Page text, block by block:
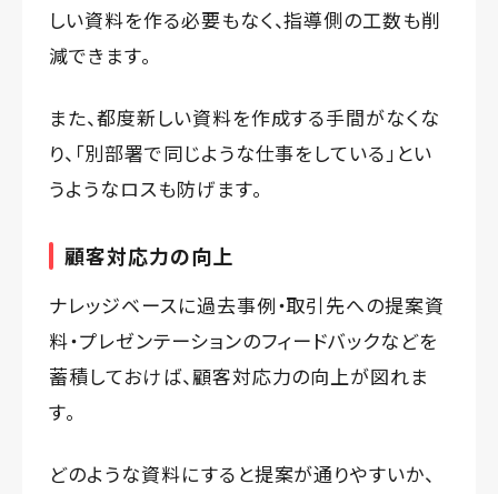
しい資料を作る必要もなく、指導側の工数も削
減できます。
また、都度新しい資料を作成する手間がなくな
り、「別部署で同じような仕事をしている」とい
うようなロスも防げます。
顧客対応力の向上
ナレッジベースに過去事例・取引先への提案資
料・プレゼンテーションのフィードバックなどを
蓄積しておけば、顧客対応力の向上が図れま
す。
どのような資料にすると提案が通りやすいか、